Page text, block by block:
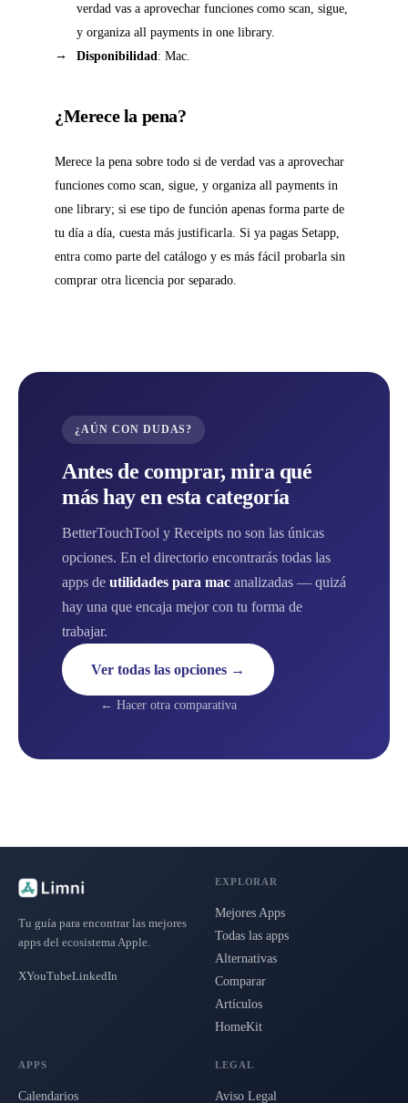
verdad vas a aprovechar funciones como scan, sigue,
y organiza all payments in one library.
Disponibilidad: Mac.
¿Merece la pena?
Merece la pena sobre todo si de verdad vas a aprovechar
funciones como scan, sigue, y organiza all payments in
one library; si ese tipo de función apenas forma parte de
tu día a día, cuesta más justificarla. Si ya pagas Setapp,
entra como parte del catálogo y es más fácil probarla sin
comprar otra licencia por separado.
¿AÚN CON DUDAS?
Antes de comprar, mira qué
más hay en esta categoría
BetterTouchTool y Receipts no son las únicas
opciones. En el directorio encontrarás todas las
apps de utilidades para mac analizadas — quizá
hay una que encaja mejor con tu forma de
trabajar.
Ver todas las opciones →
← Hacer otra comparativa
Tu guía para encontrar las mejores
apps del ecosistema Apple.
XYouTubeLinkedIn
EXPLORAR
Mejores Apps
Todas las apps
Alternativas
Comparar
Artículos
HomeKit
APPS
Calendarios
LEGAL
Aviso Legal